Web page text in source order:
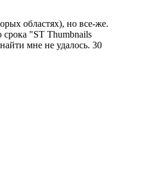
областях), но все-же.
"ST Thumbnails
мне не удалось. 30